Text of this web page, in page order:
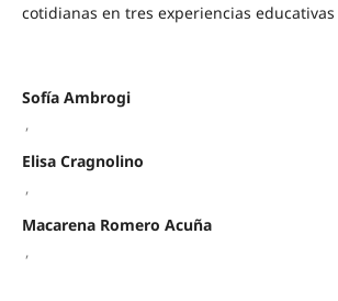
cotidianas en tres experiencias educativas
Sofía Ambrogi
,
Elisa Cragnolino
,
Macarena Romero Acuña
,